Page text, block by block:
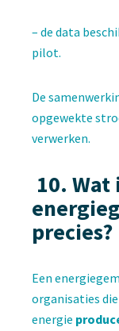
– de data
pilot.
De
opgewekte
verwerken.
10. Wat
precies?
Een
organisaties
energie